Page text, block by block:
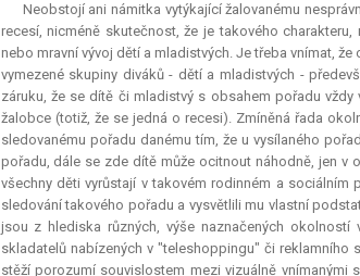
Neobstojí ani námitka vytýkající žalovanému
recesí, nicméně skutečnost, že je takového
nebo mravní vývoj dětí a mladistvých. Je třeba vnímat,
vymezené skupiny diváků - dětí a mladistvých -
záruku, že se dítě či mladistvý s obsahem pořadu
žalobce (totiž, že se jedná o recesi). Zmíněná řada
sledovanému pořadu danému tím, že u vysílaného
pořadu, dále se zde dítě může ocitnout náhodně, jen v
všechny děti vyrůstají v takovém rodinném a
sledování takového pořadu a vysvětlili mu vlastní
jsou z hlediska různých, výše naznačených
skladatelů nabízených v "teleshoppingu" či
stěží porozumí souvislostem mezi vizuálně